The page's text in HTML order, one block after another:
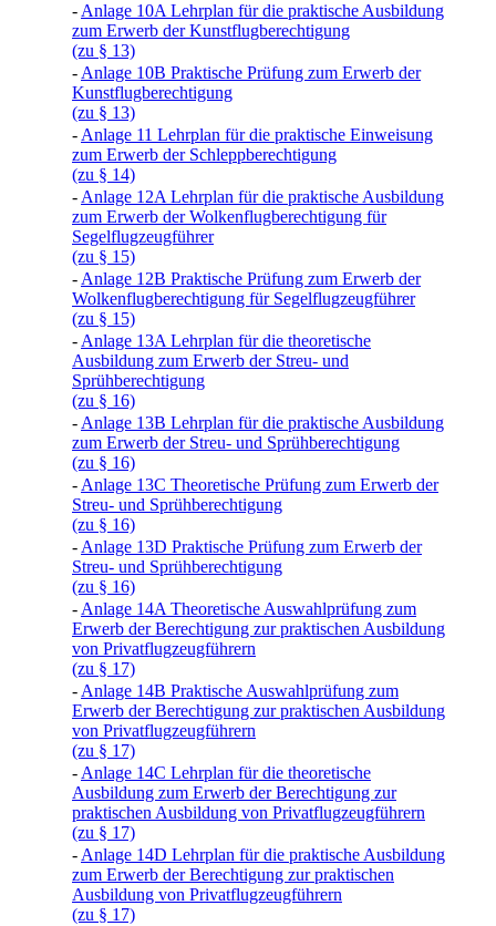
- Anlage 10A Lehrplan für die praktische Ausbildung
zum Erwerb der Kunstflugberechtigung
(zu § 13)
- Anlage 10B Praktische Prüfung zum Erwerb der
Kunstflugberechtigung
(zu § 13)
- Anlage 11 Lehrplan für die praktische Einweisung
zum Erwerb der Schleppberechtigung
(zu § 14)
- Anlage 12A Lehrplan für die praktische Ausbildung
zum Erwerb der Wolkenflugberechtigung für
Segelflugzeugführer
(zu § 15)
- Anlage 12B Praktische Prüfung zum Erwerb der
Wolkenflugberechtigung für Segelflugzeugführer
(zu § 15)
- Anlage 13A Lehrplan für die theoretische
Ausbildung zum Erwerb der Streu- und
Sprühberechtigung
(zu § 16)
- Anlage 13B Lehrplan für die praktische Ausbildung
zum Erwerb der Streu- und Sprühberechtigung
(zu § 16)
- Anlage 13C Theoretische Prüfung zum Erwerb der
Streu- und Sprühberechtigung
(zu § 16)
- Anlage 13D Praktische Prüfung zum Erwerb der
Streu- und Sprühberechtigung
(zu § 16)
- Anlage 14A Theoretische Auswahlprüfung zum
Erwerb der Berechtigung zur praktischen Ausbildung
von Privatflugzeugführern
(zu § 17)
- Anlage 14B Praktische Auswahlprüfung zum
Erwerb der Berechtigung zur praktischen Ausbildung
von Privatflugzeugführern
(zu § 17)
- Anlage 14C Lehrplan für die theoretische
Ausbildung zum Erwerb der Berechtigung zur
praktischen Ausbildung von Privatflugzeugführern
(zu § 17)
- Anlage 14D Lehrplan für die praktische Ausbildung
zum Erwerb der Berechtigung zur praktischen
Ausbildung von Privatflugzeugführern
(zu § 17)